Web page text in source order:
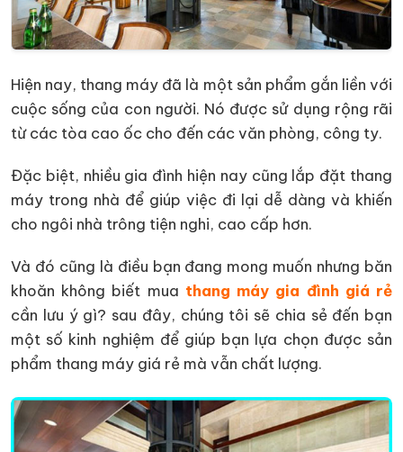
Hiện nay, thang máy đã là một sản phẩm gắn liền với
cuộc sống của con người. Nó được sử dụng rộng rãi
từ các tòa cao ốc cho đến các văn phòng, công ty.
Đặc biệt, nhiều gia đình hiện nay cũng lắp đặt thang
máy trong nhà để giúp việc đi lại dễ dàng và khiến
cho ngôi nhà trông tiện nghi, cao cấp hơn.
Và đó cũng là điều bạn đang mong muốn nhưng băn
khoăn không biết mua thang máy gia đình giá rẻ
cần lưu ý gì? sau đây, chúng tôi sẽ chia sẻ đến bạn
một số kinh nghiệm để giúp bạn lựa chọn được sản
phẩm thang máy giá rẻ mà vẫn chất lượng.